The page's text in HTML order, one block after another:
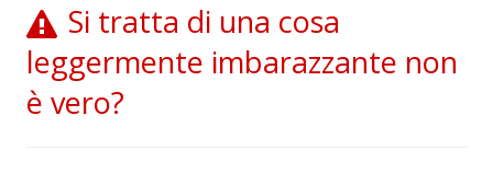
Si tratta di una cosa
leggermente imbarazzante non
è vero?